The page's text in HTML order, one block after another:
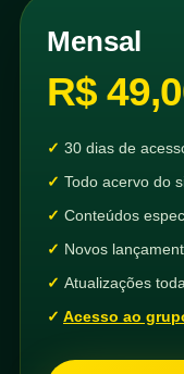
Mensal
R$
30 dias de
Todo acervo do
Conteúdos
Novos
Atualizações
Acesso ao